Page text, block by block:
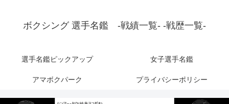
ボクシング 選手名鑑 -戦績一覧- -戦歴一覧-
選手名鑑ピックアップ 女子選手名鑑
アマボクパーク プライバシーポリシー